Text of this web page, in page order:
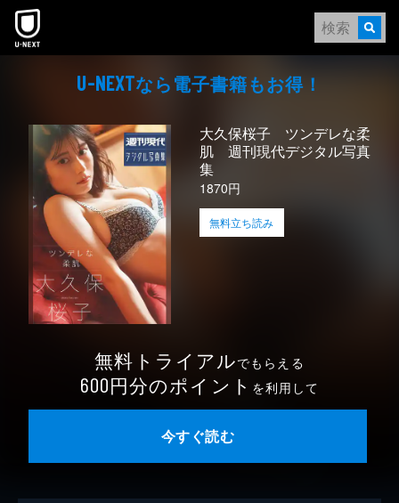
本文へスキップ
U-NEXTなら電⼦書籍もお得！
大久保桜子 ツンデレな柔
肌 週刊現代デジタル写真
集
1870円
無料立ち読み
無料トライアルでもらえる
600円分のポイント を利用して
今すぐ読む